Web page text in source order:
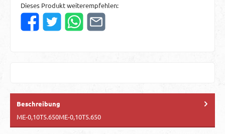
Dieses Produkt weiterempfehlen:
Beschreibung
ME-0,10T5.650ME-0,10T5.650